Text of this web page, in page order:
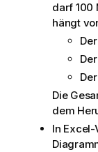
darf 100
hängt
Die
dem
In Excel-